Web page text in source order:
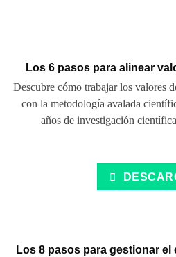
Los 6 pasos para alinear
Descubre cómo trabajar los valores
con la metodología avalada
años de investigación
Los 8 pasos para gestionar